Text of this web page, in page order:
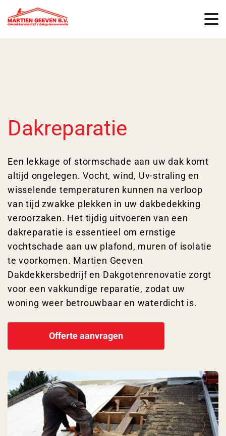
Dakreparatie
Een lekkage of stormschade aan uw dak komt
altijd ongelegen. Vocht, wind, Uv-straling en
wisselende temperaturen kunnen na verloop
van tijd zwakke plekken in uw dakbedekking
veroorzaken. Het tijdig uitvoeren van een
dakreparatie is essentieel om ernstige
vochtschade aan uw plafond, muren of isolatie
te voorkomen. Martien Geeven
Dakdekkersbedrijf en Dakgotenrenovatie zorgt
voor een vakkundige reparatie, zodat uw
woning weer betrouwbaar en waterdicht is.
Offerte aanvragen